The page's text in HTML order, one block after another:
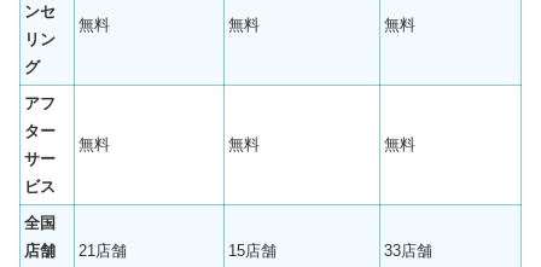
ンセ
リン
グ
無料 無料 無料
アフ
ター
サー
ビス
無料 無料 無料
全国
店舗
21店舗 15店舗 33店舗